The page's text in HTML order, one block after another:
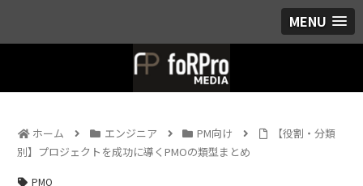
MENU
ホーム エンジニア PM向け
【役割・分類
別】プロジェクトを成功に導くPMOの類型まとめ
PMO